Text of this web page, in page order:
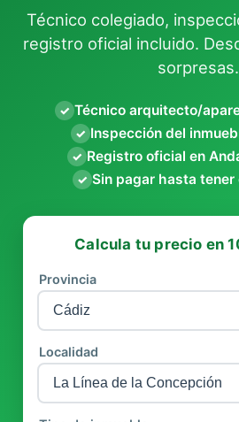
Técnico colegiado,
registro oficial incluido.
sorpresas.
✓ Técnico arquitecto/
✓ Inspección del
✓ Registro oficial en
✓ Sin pagar hasta
Calcula tu precio en
Provincia
Localidad